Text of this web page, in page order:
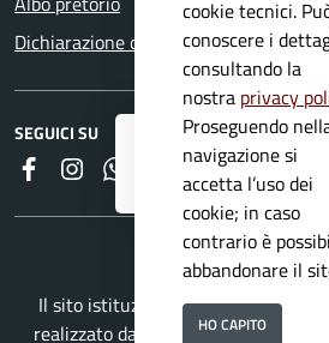
Registrati ai serviziAPP IO
aggiornamenti dall'Ente
Dichiarazione di accessibilità
SEGUICI SU
FaceboookInstagramWhatsapp
RSS
Il sito istituzionale del Comune di
realizzato da
Secoval srlcon la
cookie tecnici.
conoscere i
consultando la
nostra privacy
Proseguendo
navigazione si
accetta l’uso dei
cookie; in caso
contrario è
abbandonare il
HO CAPITO